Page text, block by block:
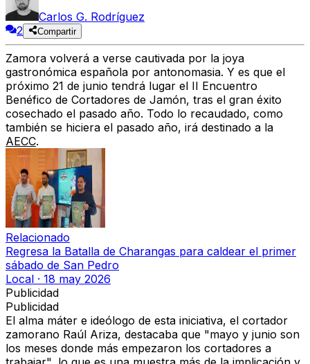
Carlos G. Rodríguez
2
Compartir
Zamora volverá a verse cautivada por la joya
gastronómica española por antonomasia. Y es que el
próximo 21 de junio tendrá lugar el II Encuentro
Benéfico de Cortadores de Jamón, tras el gran éxito
cosechado el pasado año. Todo lo recaudado, como
también se hiciera el pasado año, irá destinado a la
AECC.
Relacionado
Regresa la Batalla de Charangas para caldear el primer
sábado de San Pedro
Local · 18 may 2026
Publicidad
Publicidad
El alma máter e ideólogo de esta iniciativa, el cortador
zamorano Raúl Ariza, destacaba que "mayo y junio son
los meses donde más empezaron los cortadores a